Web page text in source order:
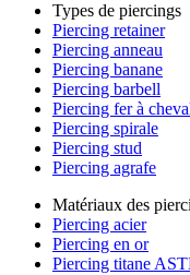
Types de piercings
Piercing retainer
Piercing anneau
Piercing banane
Piercing barbell
Piercing fer à
Piercing spirale
Piercing stud
Piercing agrafe
Matériaux des
Piercing acier
Piercing en or
Piercing titane